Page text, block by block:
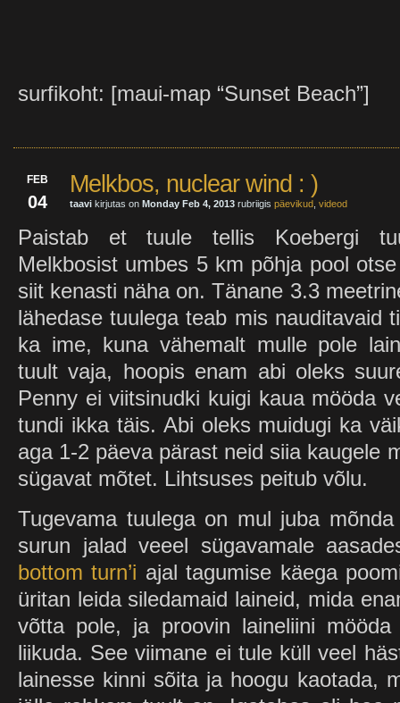
surfikoht: [maui-map “Sunset Beach”]
FEB
04
Melkbos, nuclear wind : )
taavi kirjutas on Monday Feb 4, 2013 rubriigis päevikud videod
Paistab et tuule tellis Koebergi
Melkbosist umbes 5 km põhja pool
siit kenasti näha on. Tänane 3.3
lähedase tuulega teab mis nauditavaid
ka ime, kuna vähemalt mulle pole
tuult vaja, hoopis enam abi oleks
Penny ei viitsinudki kuigi kaua mööda
tundi ikka täis. Abi oleks muidugi ka
aga 1-2 päeva pärast neid siia kaugele
sügavat mõtet. Lihtsuses peitub võlu.
Tugevama tuulega on mul juba
surun jalad veeel sügavamale
bottom turn’i ajal tagumise käega
üritan leida siledamaid laineid, mida
võtta pole, ja proovin laineliini
liikuda. See viimane ei tule küll veel
lainesse kinni sõita ja hoogu kaotada,